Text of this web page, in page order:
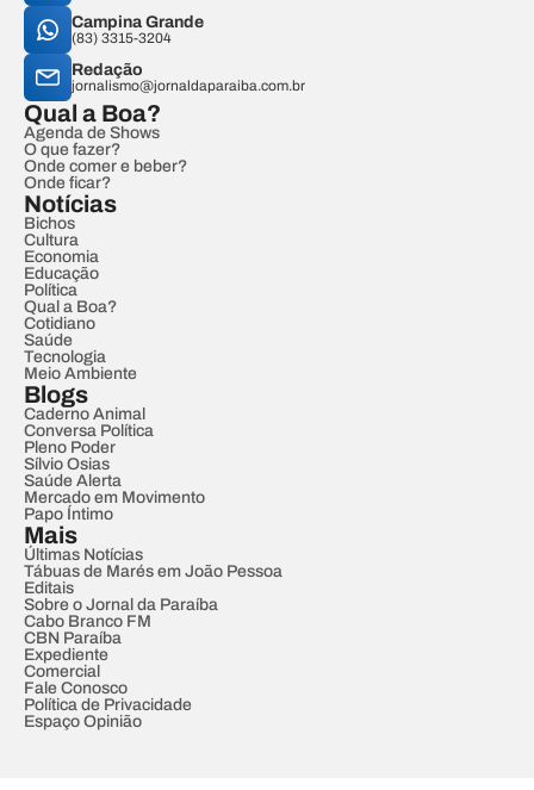
Campina Grande
(83) 3315-3204
Redação
jornalismo@jornaldaparaiba.com.br
Qual a Boa?
Agenda de Shows
O que fazer?
Onde comer e beber?
Onde ficar?
Notícias
Bichos
Cultura
Economia
Educação
Política
Qual a Boa?
Cotidiano
Saúde
Tecnologia
Meio Ambiente
Blogs
Caderno Animal
Conversa Política
Pleno Poder
Sílvio Osias
Saúde Alerta
Mercado em Movimento
Papo Íntimo
Mais
Últimas Notícias
Tábuas de Marés em João Pessoa
Editais
Sobre o Jornal da Paraíba
Cabo Branco FM
CBN Paraíba
Expediente
Comercial
Fale Conosco
Política de Privacidade
Espaço Opinião